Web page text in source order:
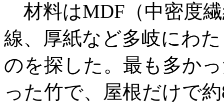
材料はMDF（中密度
線、厚紙など多岐にわ
のを探した。最も多か
った竹で、屋根だけで